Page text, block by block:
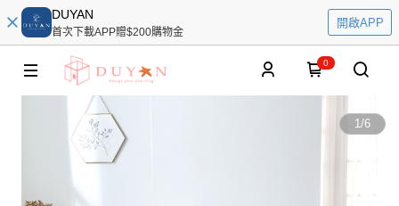
DUYAN
首次下載APP贈$200購物金
開啟APP
0
1/6